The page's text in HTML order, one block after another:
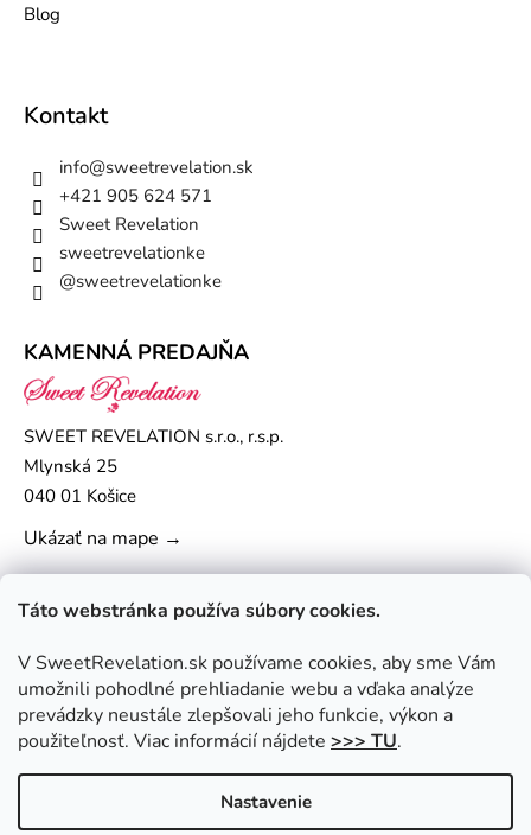
Táto webstránka používa súbory cookies.
V SweetRevelation.sk používame cookies, aby sme Vám
umožnili pohodlné prehliadanie webu a vďaka analýze
prevádzky neustále zlepšovali jeho funkcie, výkon a
použiteľnosť. Viac informácií nájdete >>> TU.
Nastavenie
Blog
Kontakt
info@sweetrevelation.sk
+421 905 624 571
Sweet Revelation
sweetrevelationke
@sweetrevelationke
KAMENNÁ PREDAJŇA
SWEET REVELATION s.r.o., r.s.p.
Mlynská 25
040 01 Košice
Ukázať na mape →